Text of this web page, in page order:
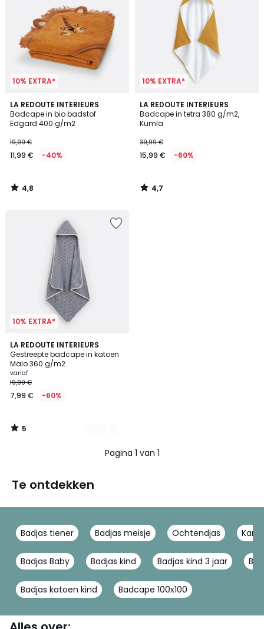
10% EXTRA*
LA REDOUTE INTERIEURS
Badcape in bio badstof
Edgard 400 g/m2
19,99 €
11,99 € -40%
4,8
/ 5
4,8
/
10% EXTRA*
LA REDOUTE INTERIEURS
Badcape in tetra 380 g/m2,
Kumla
39,99 €
15,99 € -60%
4,7
/ 5
4,7
/
10% EXTRA*
LA REDOUTE INTERIEURS
Gestreepte badcape in katoen
Malo 360 g/m2
vanaf
19,99 €
7,99 € -60%
5
/
5
2
Kleuren
5
/
Pagina 1 van 1
Te ontdekken
Badjas tiener Badjas meisje Ochtendjas
Badjas Baby Badjas kind Badjas kind 3 jaar
Badjas katoen kind Badcape 100x100